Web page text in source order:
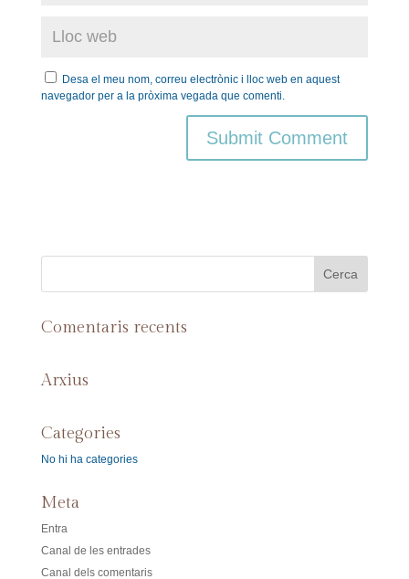
Desa el meu nom, correu electrònic i lloc web en aquest
navegador per a la pròxima vegada que comenti.
Comentaris recents
Arxius
Categories
No hi ha categories
Meta
Entra
Canal de les entrades
Canal dels comentaris